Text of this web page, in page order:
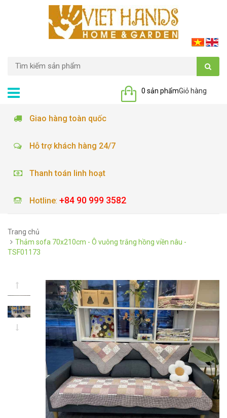
Giỏ hàng
0 sản phẩm
Giao hàng toàn quốc
Hỗ trợ khách hàng 24/7
Thanh toán linh hoạt
Hotline: +84 90 999 3582
Trang chủ
Thảm sofa 70x210cm - Ô vuông trắng hồng viền nâu -
TSF01173